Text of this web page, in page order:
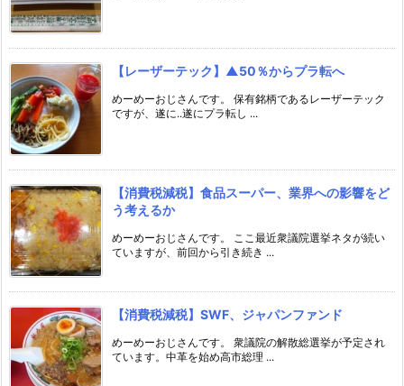
【レーザーテック】▲50％からプラ転へ
めーめーおじさんです。 保有銘柄であるレーザーテック
ですが、遂に..遂にプラ転し ...
【消費税減税】食品スーパー、業界への影響をど
う考えるか
めーめーおじさんです。 ここ最近衆議院選挙ネタが続い
ていますが、前回から引き続き ...
【消費税減税】SWF、ジャパンファンド
めーめーおじさんです。 衆議院の解散総選挙が予定され
ています。中革を始め高市総理 ...